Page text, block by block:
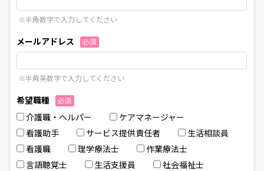
※半角数字で入力してください
メールアドレス 必須
※半角英数字で入力してください
希望職種 必須
介護職・ヘルパー
ケアマネージャー
看護助⼿
サービス提供責任者
⽣活相談員
看護職
理学療法⼠
作業療法⼠
⾔語聴覚⼠
⽣活⽀援員
社会福祉⼠